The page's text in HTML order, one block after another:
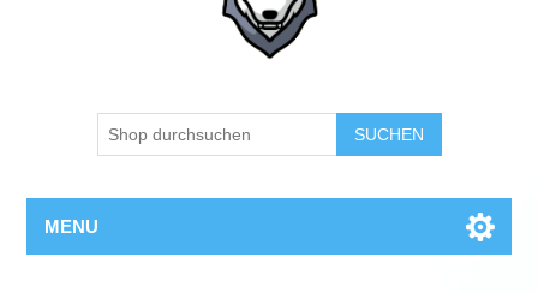
SUCHEN
MENU